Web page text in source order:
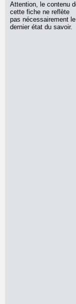
Attention, le contenu
cette fiche ne reflète
pas nécessairement le
dernier état du savoir.